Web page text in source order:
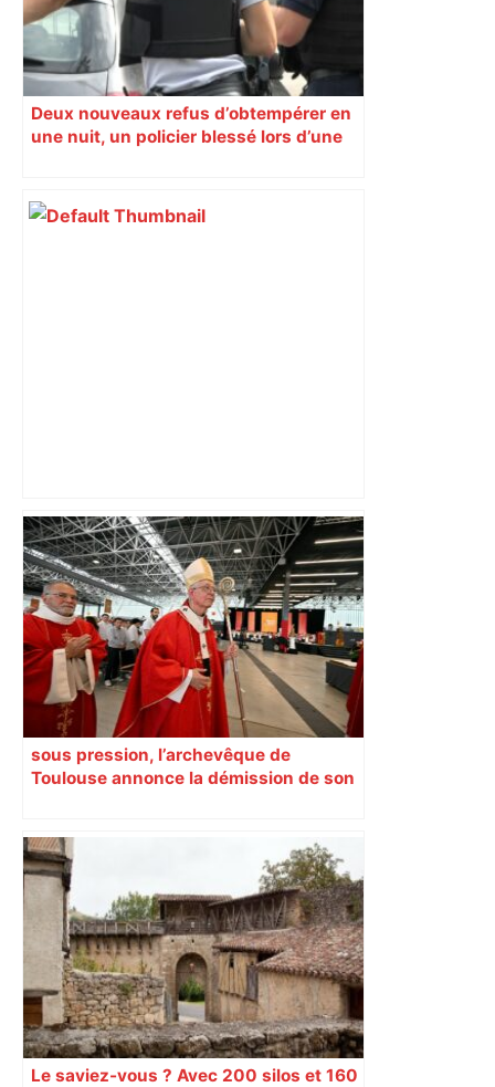
Deux nouveaux refus d’obtempérer en
une nuit, un policier blessé lors d’une
Top 14 : Perpignan mate le leader
Toulouse et quitte la dernière place –
lanouvellerepublique.fr
sous pression, l’archevêque de
Toulouse annonce la démission de son
Le saviez-vous ? Avec 200 silos et 160